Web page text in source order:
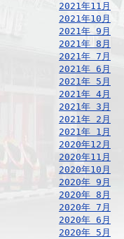
2021年11月
2021年10月
2021年 9月
2021年 8月
2021年 7月
2021年 6月
2021年 5月
2021年 4月
2021年 3月
2021年 2月
2021年 1月
2020年12月
2020年11月
2020年10月
2020年 9月
2020年 8月
2020年 7月
2020年 6月
2020年 5月